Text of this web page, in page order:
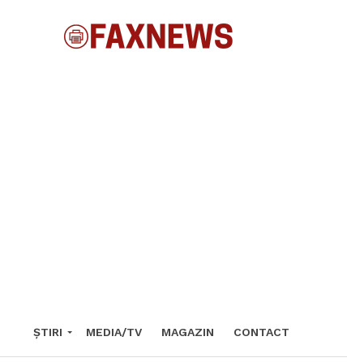
ȘTIRI MEDIA/TV MAGAZIN CONTACT